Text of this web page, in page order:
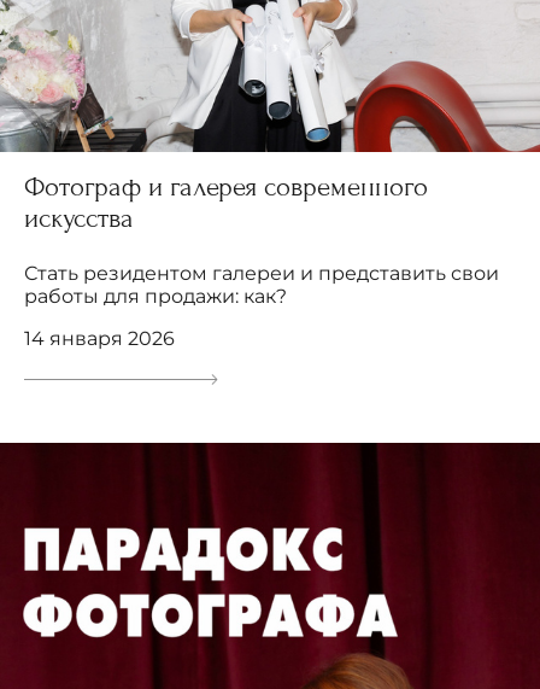
Фотограф и галерея современного
искусства
Стать резидентом галереи и представить свои
работы для продажи: как?
14 января 2026